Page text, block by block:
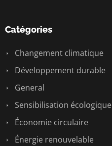
Catégories
Changement climatique
Développement durable
General
Sensibilisation écologique
Économie circulaire
Énergie renouvelable